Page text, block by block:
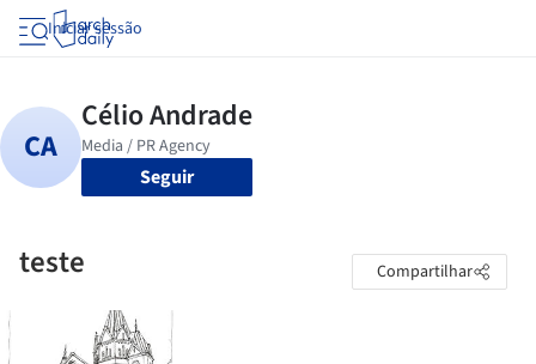
Iniciar sessão
Seguir
teste Compartilhar